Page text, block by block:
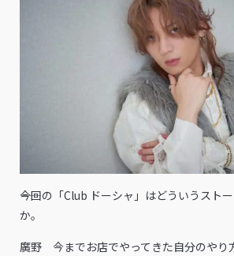
――今回の「Club ドーシャ」はどういうスト
か。
廣野 今までお店でやってきた自分のやり